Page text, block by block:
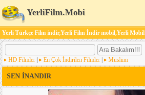
YerliFilm.Mobi
Yerli Türkçe Film indir,Yerli Film İndir mobil,Yerli Mobil
HD Filmler En Çok İndirilen Filmler Müslüm
SEN İNANDIR